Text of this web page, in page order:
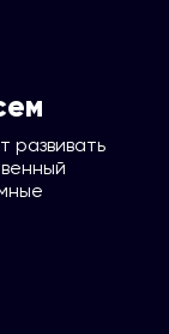
развивать